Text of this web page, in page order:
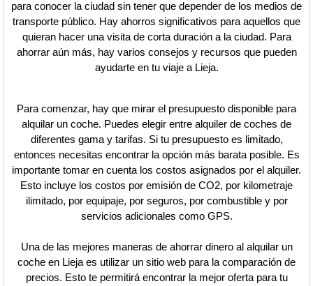
para conocer la ciudad sin tener que depender de los medios de
transporte público. Hay ahorros significativos para aquellos que
quieran hacer una visita de corta duración a la ciudad. Para
ahorrar aún más, hay varios consejos y recursos que pueden
ayudarte en tu viaje a Lieja.
Para comenzar, hay que mirar el presupuesto disponible para
alquilar un coche. Puedes elegir entre alquiler de coches de
diferentes gama y tarifas. Si tu presupuesto es limitado,
entonces necesitas encontrar la opción más barata posible. Es
importante tomar en cuenta los costos asignados por el alquiler.
Esto incluye los costos por emisión de CO2, por kilometraje
ilimitado, por equipaje, por seguros, por combustible y por
servicios adicionales como GPS.
Una de las mejores maneras de ahorrar dinero al alquilar un
coche en Lieja es utilizar un sitio web para la comparación de
precios. Esto te permitirá encontrar la mejor oferta para tu